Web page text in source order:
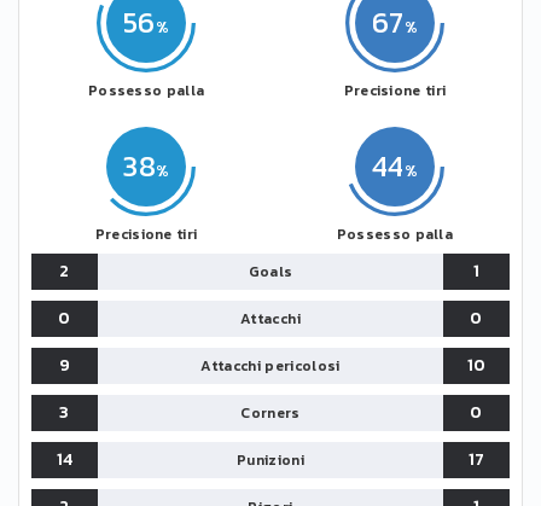
56
Possesso palla
38
Precisione tiri
44
Possesso palla
67
Precisione tiri
2 Goals
1
0
Attacchi
0
9
Attacchi pericolosi
10
3
Corners
0
14
Punizioni
17